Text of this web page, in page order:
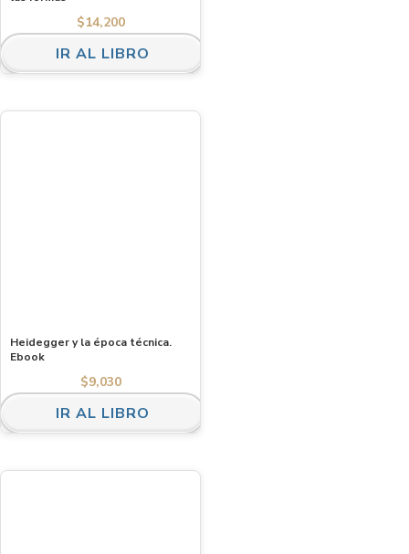
$14,200
IR AL LIBRO
Heidegger y la época técnica.
Ebook
$9,030
IR AL LIBRO